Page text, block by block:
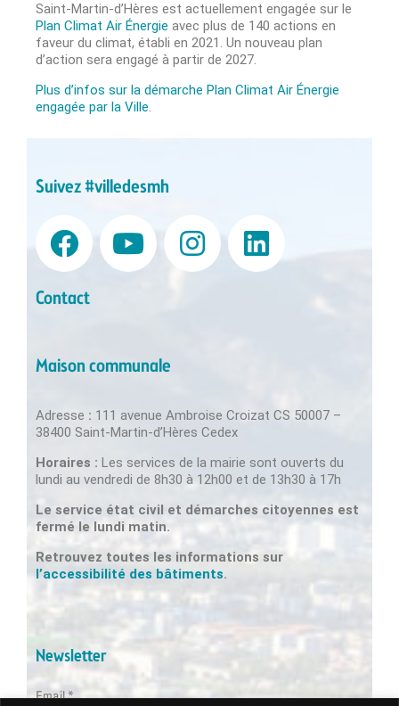
Saint-Martin-d’Hères est actuellement engagée sur le
Plan Climat Air Énergie avec plus de 140 actions en
faveur du climat, établi en 2021. Un nouveau plan
d’action sera engagé à partir de 2027.
Plus d’infos sur la démarche Plan Climat Air Énergie
engagée par la Ville.
Suivez #villedesmh
Contact
Maison communale
Adresse : 111 avenue Ambroise Croizat CS 50007 –
38400 Saint-Martin-d’Hères Cedex
Horaires : Les services de la mairie sont ouverts du
lundi au vendredi de 8h30 à 12h00 et de 13h30 à 17h
Le service état civil et démarches citoyennes est
fermé le lundi matin.
Retrouvez toutes les informations sur
l’accessibilité des bâtiments.
Newsletter
Email *